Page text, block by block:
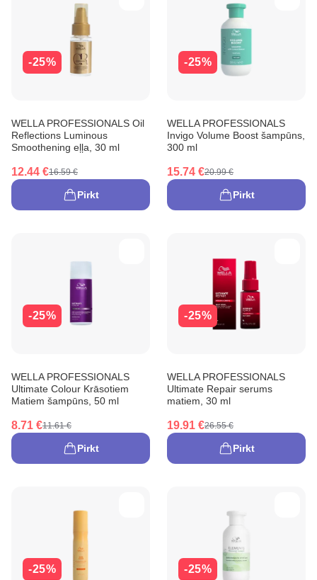
-25%
WELLA PROFESSIONALS Oil
Reflections Luminous
Smoothening eļļa, 30 ml
12.44 €16.59 €
Pirkt
-25%
WELLA PROFESSIONALS
Invigo Volume Boost šampūns,
300 ml
15.74 €20.99 €
Pirkt
-25%
WELLA PROFESSIONALS
Ultimate Colour Krāsotiem
Matiem šampūns, 50 ml
8.71 €11.61 €
Pirkt
-25%
WELLA PROFESSIONALS
Ultimate Repair serums
matiem, 30 ml
19.91 €26.55 €
Pirkt
-25% -25%